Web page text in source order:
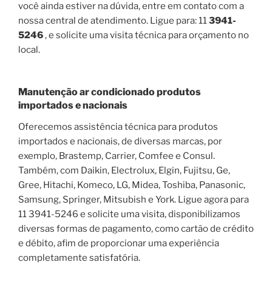
você ainda estiver na dúvida, entre em contato com a
nossa central de atendimento. Ligue para: 113941-
5246, e solicite uma visita técnica para orçamento no
local.
Manutenção ar condicionado produtos
importados e nacionais
Oferecemos assistência técnica para produtos
importados e nacionais, de diversas marcas, por
exemplo, Brastemp, Carrier, Comfee e Consul.
Também, com Daikin, Electrolux, Elgin, Fujitsu, Ge,
Gree, Hitachi, Komeco, LG, Midea, Toshiba, Panasonic,
Samsung, Springer, Mitsubish e York. Ligue agora para
11 3941-5246 e solicite uma visita, disponibilizamos
diversas formas de pagamento, como cartão de crédito
e débito, afim de proporcionar uma experiência
completamente satisfatória.